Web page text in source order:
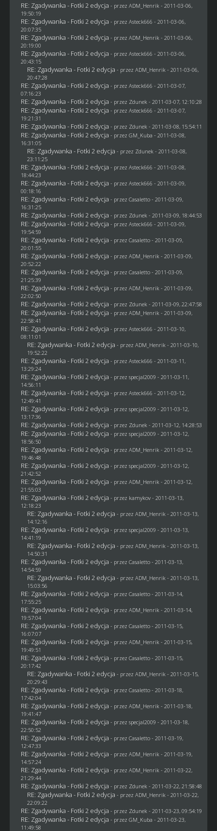
RE: Zgadywanka - Fotki 2 edycja - przez ADM_Henrik - 2011-03-06,
19:50:19
RE: Zgadywanka - Fotki 2 edycja - przez Asteck666 - 2011-03-06,
20:07:35
RE: Zgadywanka - Fotki 2 edycja - przez ADM_Henrik - 2011-03-06,
20:19:00
RE: Zgadywanka - Fotki 2 edycja - przez Asteck666 - 2011-03-06,
20:43:15
RE: Zgadywanka - Fotki 2 edycja - przez ADM_Henrik - 2011-03-06,
20:47:28
RE: Zgadywanka - Fotki 2 edycja - przez Asteck666 - 2011-03-07,
07:16:23
RE: Zgadywanka - Fotki 2 edycja - przez Zdunek - 2011-03-07, 12:10:28
RE: Zgadywanka - Fotki 2 edycja - przez Asteck666 - 2011-03-07,
19:21:31
RE: Zgadywanka - Fotki 2 edycja - przez Zdunek - 2011-03-08, 15:54:11
RE: Zgadywanka - Fotki 2 edycja - przez GM_Kuba - 2011-03-08,
16:31:05
RE: Zgadywanka - Fotki 2 edycja - przez Zdunek - 2011-03-08,
23:11:25
RE: Zgadywanka - Fotki 2 edycja - przez Asteck666 - 2011-03-08,
18:44:23
RE: Zgadywanka - Fotki 2 edycja - przez Asteck666 - 2011-03-09,
00:18:16
RE: Zgadywanka - Fotki 2 edycja - przez Casaletto- 2011-03-09,
16:31:25
RE: Zgadywanka - Fotki 2 edycja - przez Zdunek - 2011-03-09, 18:44:53
RE: Zgadywanka - Fotki 2 edycja - przez Asteck666 - 2011-03-09,
19:54:59
RE: Zgadywanka - Fotki 2 edycja - przez Casaletto- 2011-03-09,
20:01:55
RE: Zgadywanka - Fotki 2 edycja - przez ADM_Henrik - 2011-03-09,
20:52:22
RE: Zgadywanka - Fotki 2 edycja - przez Casaletto- 2011-03-09,
21:25:39
RE: Zgadywanka - Fotki 2 edycja - przez ADM_Henrik - 2011-03-09,
22:02:50
RE: Zgadywanka - Fotki 2 edycja - przez Zdunek - 2011-03-09, 22:47:58
RE: Zgadywanka - Fotki 2 edycja - przez ADM_Henrik - 2011-03-09,
22:58:41
RE: Zgadywanka - Fotki 2 edycja - przez Asteck666 - 2011-03-10,
08:11:01
RE: Zgadywanka - Fotki 2 edycja - przez ADM_Henrik - 2011-03-10,
19:52:22
RE: Zgadywanka - Fotki 2 edycja - przez Asteck666 - 2011-03-11,
13:29:24
RE: Zgadywanka - Fotki 2 edycja - przez specjal2009 - 2011-03-11,
14:56:11
RE: Zgadywanka - Fotki 2 edycja - przez Asteck666 - 2011-03-12,
12:49:41
RE: Zgadywanka - Fotki 2 edycja - przez specjal2009 - 2011-03-12,
13:17:36
RE: Zgadywanka - Fotki 2 edycja - przez Zdunek - 2011-03-12, 14:28:53
RE: Zgadywanka - Fotki 2 edycja - przez specjal2009 - 2011-03-12,
18:56:50
RE: Zgadywanka - Fotki 2 edycja - przez ADM_Henrik - 2011-03-12,
19:46:48
RE: Zgadywanka - Fotki 2 edycja - przez specjal2009 - 2011-03-12,
21:42:52
RE: Zgadywanka - Fotki 2 edycja - przez ADM_Henrik - 2011-03-12,
21:55:03
RE: Zgadywanka - Fotki 2 edycja - przez kamykov- 2011-03-13,
12:18:23
RE: Zgadywanka - Fotki 2 edycja - przez ADM_Henrik - 2011-03-13,
14:12:16
RE: Zgadywanka - Fotki 2 edycja - przez specjal2009 - 2011-03-13,
14:41:19
RE: Zgadywanka - Fotki 2 edycja - przez ADM_Henrik - 2011-03-13,
14:50:31
RE: Zgadywanka - Fotki 2 edycja - przez Casaletto- 2011-03-13,
14:54:59
RE: Zgadywanka - Fotki 2 edycja - przez ADM_Henrik - 2011-03-13,
15:03:56
RE: Zgadywanka - Fotki 2 edycja - przez Casaletto- 2011-03-14,
17:55:25
RE: Zgadywanka - Fotki 2 edycja - przez ADM_Henrik - 2011-03-14,
19:57:04
RE: Zgadywanka - Fotki 2 edycja - przez Casaletto- 2011-03-15,
16:07:07
RE: Zgadywanka - Fotki 2 edycja - przez ADM_Henrik - 2011-03-15,
19:49:51
RE: Zgadywanka - Fotki 2 edycja - przez Casaletto- 2011-03-15,
20:17:42
RE: Zgadywanka - Fotki 2 edycja - przez ADM_Henrik - 2011-03-15,
20:29:43
RE: Zgadywanka - Fotki 2 edycja - przez Casaletto- 2011-03-18,
17:42:04
RE: Zgadywanka - Fotki 2 edycja - przez ADM_Henrik - 2011-03-18,
19:41:47
RE: Zgadywanka - Fotki 2 edycja - przez specjal2009 - 2011-03-18,
22:50:52
RE: Zgadywanka - Fotki 2 edycja - przez Casaletto- 2011-03-19,
12:47:33
RE: Zgadywanka - Fotki 2 edycja - przez ADM_Henrik - 2011-03-19,
14:57:24
RE: Zgadywanka - Fotki 2 edycja - przez ADM_Henrik - 2011-03-22,
21:29:44
RE: Zgadywanka - Fotki 2 edycja - przez Zdunek - 2011-03-22, 21:58:48
RE: Zgadywanka - Fotki 2 edycja - przez ADM_Henrik - 2011-03-22,
22:09:22
RE: Zgadywanka - Fotki 2 edycja - przez Zdunek - 2011-03-23, 09:54:19
RE: Zgadywanka - Fotki 2 edycja - przez GM_Kuba - 2011-03-23,
11:49:58